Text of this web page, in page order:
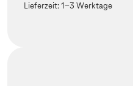
Lieferzeit:1-3 Werktage